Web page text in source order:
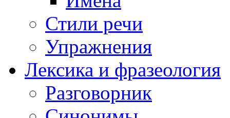
Стили речи
Упражнения
Лексика и фразеология
Разговорник